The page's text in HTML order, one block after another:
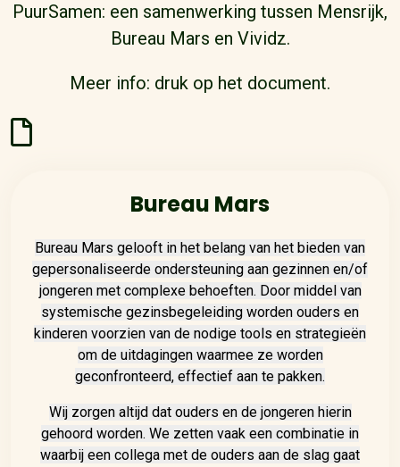
PuurSamen: een samenwerking tussen Mensrijk,
Bureau Mars en Vividz.
Meer info: druk op het document.
Bureau Mars
Bureau Mars gelooft in het belang van het bieden van
gepersonaliseerde ondersteuning aan gezinnen en/of
jongeren met complexe behoeften. Door middel van
systemische gezinsbegeleiding worden ouders en
kinderen voorzien van de nodige tools en strategieën
om de uitdagingen waarmee ze worden
geconfronteerd, effectief aan te pakken.
Wij zorgen altijd dat ouders en de jongeren hierin
gehoord worden. We zetten vaak een combinatie in
waarbij een collega met de ouders aan de slag gaat